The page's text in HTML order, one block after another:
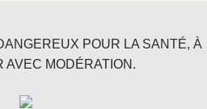
POUR LA SANTÉ, À
AVEC MODÉRATION.